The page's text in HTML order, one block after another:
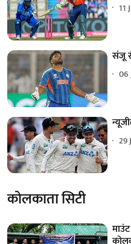
11
संजू
06
29
कोलकाता सिटी